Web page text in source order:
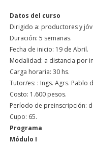
Datos del curso
Dirigido a: productores y
Duración: 5 semanas.
Fecha de inicio: 19 de Abril.
Modalidad: a distancia por
Carga horaria: 30 hs.
Tutor/es: : Ings. Agrs. Pablo
Costo: 1.600 pesos.
Período de preinscripción:
Cupo: 65.
Programa
Módulo I